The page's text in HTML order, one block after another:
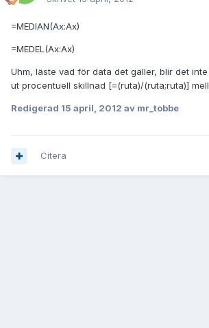
=MEDIAN(Ax:Ax)
=MEDEL(Ax:Ax)
Uhm, läste vad för data det gäller, blir det
ut procentuell skillnad [=(ruta)/(ruta;ruta)]
Redigerad 15 april, 2012 av mr_tobbe
Citera